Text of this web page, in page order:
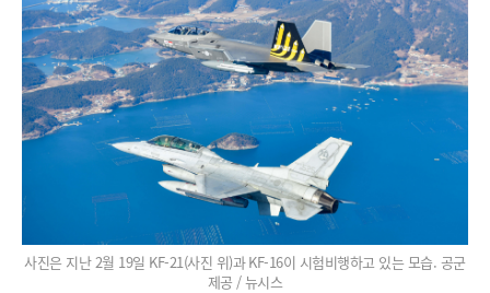
사진은 지난 2월 19일 KF-21(사진 위)과 KF-16이 시험비행하고 있는 모습. 공군
제공 / 뉴시스